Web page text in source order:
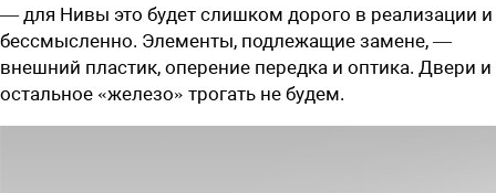
— для Нивы это будет слишком дорого в реализации и
бессмысленно. Элементы, подлежащие замене, —
внешний пластик, оперение передка и оптика. Двери и
остальное «железо» трогать не будем.